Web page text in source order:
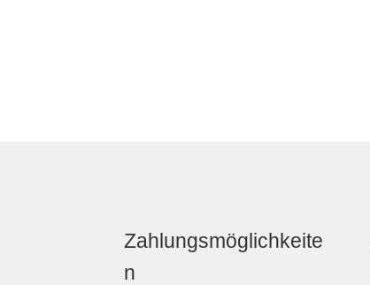
Zahlungsmöglichkeite
n